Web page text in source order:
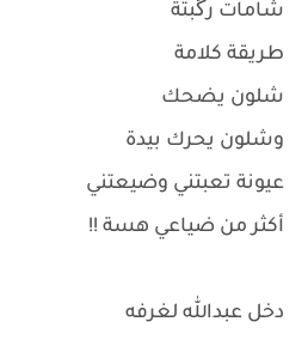
شامات رگبتة
طريقة كلامة
شلون يضحك
وشلون يحرك بيدة
عيونة تعبتني وضيعتني
أكثر من ضياعي هسة !!
دخل عبدالله لغرفه